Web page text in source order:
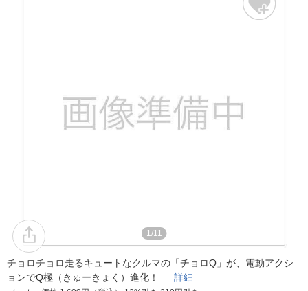
1/11
チョロチョロ走るキュートなクルマの「チョロQ」が、電動アクシ
ョンでQ極（きゅーきょく）進化！ 詳細